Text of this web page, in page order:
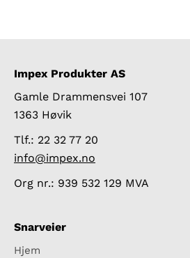
Impex Produkter AS
Gamle Drammensvei 107
1363 Høvik
Tlf.: 22 32 77 20
info@impex.no
Org nr.: 939 532 129 MVA
Snarveier
Hjem